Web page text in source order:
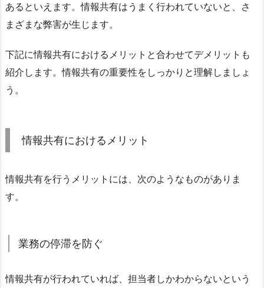
あるといえます。情報共有はうまく行われていないと、さ
まざまな弊害が生じます。
下記に情報共有におけるメリットと合わせてデメリットも
紹介します。情報共有の重要性をしっかりと理解しましょ
う。
情報共有におけるメリット
情報共有を行うメリットには、次のようなものがありま
す。
業務の停滞を防ぐ
情報共有が行われていれば、担当者しかわからないという